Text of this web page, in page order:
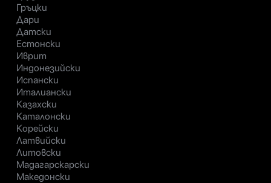
Гръцки
Дари
Датски
Естонски
Иврит
Индонезийски
Испански
Италиански
Казахски
Каталонски
Корейски
Латвийски
Литовски
Мадагарскарски
Македонски